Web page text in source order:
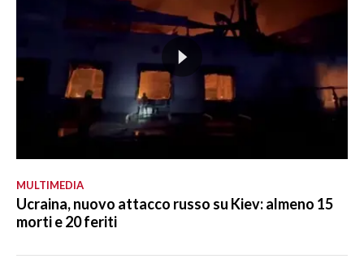
MULTIMEDIA
Ucraina, nuovo attacco russo su Kiev: almeno 15
morti e 20 feriti